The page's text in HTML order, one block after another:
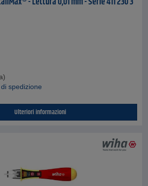
spedizione
Ulteriori informazioni